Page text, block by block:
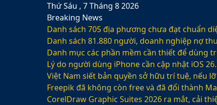
Thứ Sáu , 7 Tháng 8 2026
Breaking News
Danh sách 705 địa phương chưa đạt chuẩn
Danh sách 81.880‬ người, doanh nghiệp nợ
Danh mục các phần mềm cần thiết để dùng
Lý do người dùng iPhone cần cập nhật iOS
Việt Nam siết bản quyền sở hữu trí tuệ, nếu
Freepik đã không còn free và đã đổi thành
CorelDraw Graphic Suites 2026 ra mắt, cải